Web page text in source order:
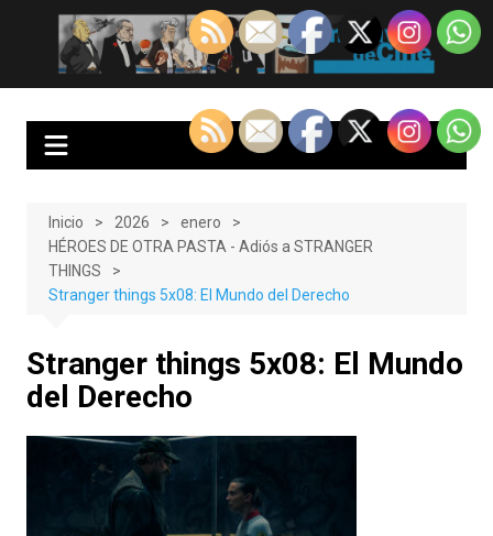
contenido
EnClave de Cine
Crítica cinematográfica y audiovisual. Punto de encuentro para los
Inicio 2026
enero
HÉROES DE OTRA PASTA - Adiós a STRANGER
THINGS
Stranger things 5x08: El Mundo del Derecho
Stranger things 5x08: El Mundo
del Derecho